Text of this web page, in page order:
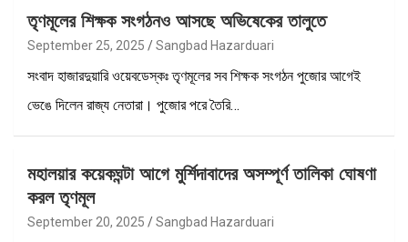
তৃণমূলের শিক্ষক সংগঠনও আসছে অভিষেকের তালুতে
September 25, 2025 Sangbad Hazarduari
সংবাদ হাজারদুয়ারি ওয়েবডেস্কঃ তৃণমূলের সব শিক্ষক সংগঠন পুজোর আগেই
ভেঙে দিলেন রাজ্য নেতারা। পুজোর পরে তৈরি…
মহালয়ার কয়েকঘন্টা আগে মুর্শিদাবাদের অসম্পূর্ণ তালিকা ঘোষণা
করল তৃণমূল
September 20, 2025 Sangbad Hazarduari